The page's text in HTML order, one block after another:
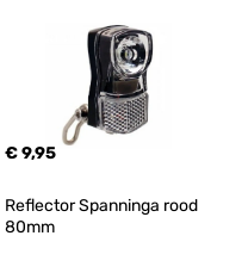
€ 9,95
Reflector Spanninga rood
80mm